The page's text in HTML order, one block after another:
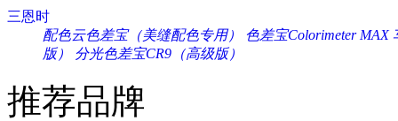
三恩时
配色云色差宝（美缝配色专用）
色差宝Colorimeter MAX
版）
分光色差宝CR9（高级版）
推荐品牌